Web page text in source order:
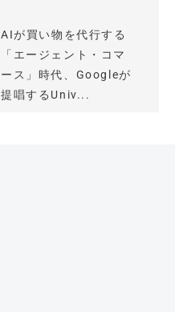
AIが買い物を代行する
「エージェント・コマ
ース」時代、Googleが
提唱するUniv...